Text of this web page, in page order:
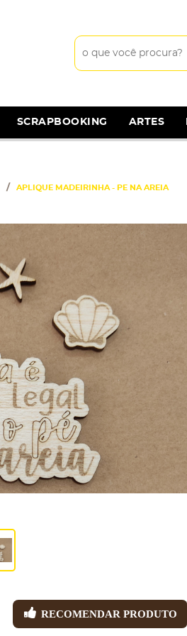
SCRAPBOOKING ARTES
APLIQUE MADEIRINHA - PE NA AREIA
RECOMENDAR PRODUTO